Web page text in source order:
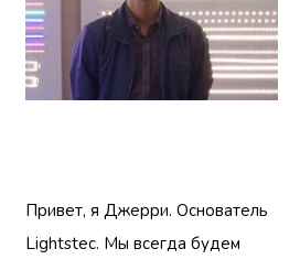
Привет, я Джерри. Основатель
Lightstec. Мы всегда будем